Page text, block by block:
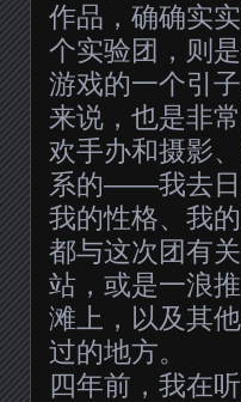
作品，确确实
个实验团，则
游戏的一个引
来说，也是非
欢手办和摄影
系的——我去日
我的性格、我
都与这次团有
站，或是一浪
滩上，以及其
过的地方。
四年前，我在